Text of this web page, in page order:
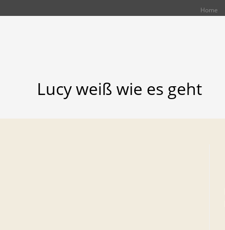
Inhalt
Home
Lucy weiß wie es geht